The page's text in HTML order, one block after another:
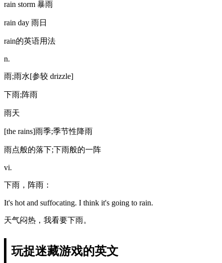
rain storm 暴雨
rain day 雨日
rain的英语用法
n.
雨;雨水[参较 drizzle]
下雨;阵雨
雨天
[the rains]雨季;季节性降雨
雨点般的落下;下雨般的一阵
vi.
下雨，阵雨：
It's hot and suffocating. I think it's going to rain.
天气闷热，我看要下雨。
玩捉迷藏游戏的英文